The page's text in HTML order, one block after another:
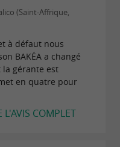
(Saint-Affrique,
à défaut nous
BAKÉA a changé
gérante est
en quatre pour
L'AVIS COMPLET